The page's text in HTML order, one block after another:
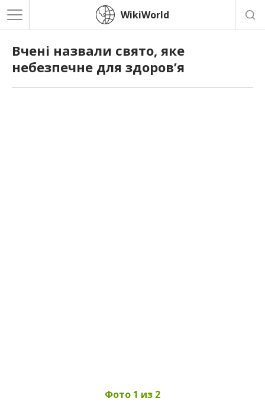
WikiWorld
Вчені назвали свято, яке
небезпечне для здоров’я
Фото 1 из 2